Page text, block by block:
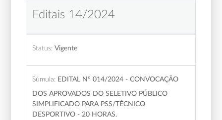
Editais 14/2024
Status: Vigente
Súmula: EDITAL Nº 014/2024 - CONVOCAÇÃO
DOS APROVADOS DO SELETIVO PÚBLICO
SIMPLIFICADO PARA PSS/TÉCNICO
DESPORTIVO - 20 HORAS.